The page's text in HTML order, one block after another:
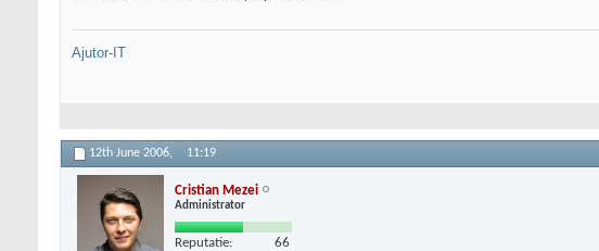
Ajutor-IT
12th June 2006, 11:19
Cristian Mezei
Administrator
Reputatie: 66